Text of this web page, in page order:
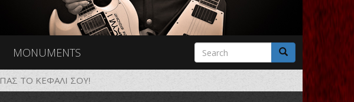
MONUMENTS
Search
form
Search
ΤΟ ΚΕΦΑΛΙ ΣΟΥ!